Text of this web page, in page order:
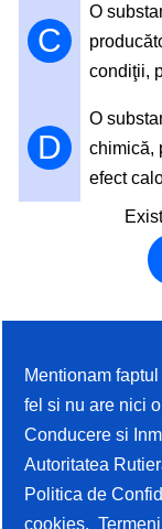
C
O
condiţii,
D
O
chimică,
efect
Mentionam
fel si nu are nici
Conducere si
Autoritatea
Politica de
cookies,